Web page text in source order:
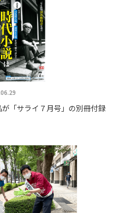
「サライ７月号」の別冊付録